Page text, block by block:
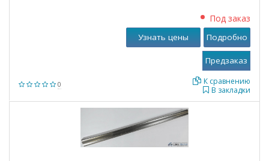
0
Под заказ
В закладки
К сравнению
Узнать цены Подробно